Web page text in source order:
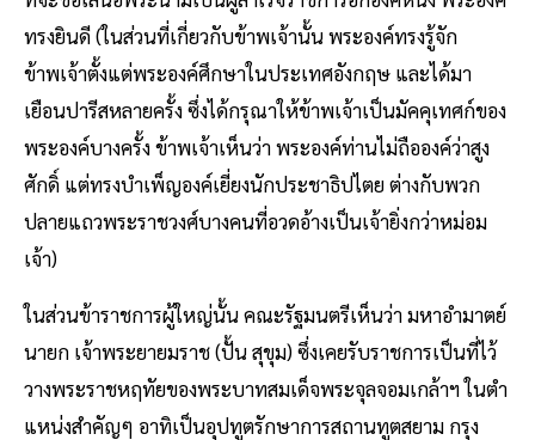
ทรงยินดี (ในส่วนที่เกี่ยวกับข้าพเจ้านั้น พระองค์ทรงรู้จัก
ข้าพเจ้าตั้งแต่พระองค์ศึกษาในประเทศอังกฤษ และได้มา
เยือนปารีสหลายครั้ง ซึ่งได้กรุณาให้ข้าพเจ้าเป็นมัคคุเทศก์ของ
พระองค์บางครั้ง ข้าพเจ้าเห็นว่า พระองค์ท่านไม่ถือองค์ว่าสูง
ศักดิ์ แต่ทรงบำเพ็ญองค์เยี่ยงนักประชาธิปไตย ต่างกับพวก
ปลายแถวพระราชวงศ์บางคนที่อวดอ้างเป็นเจ้ายิ่งกว่าหม่อม
เจ้า)
ในส่วนข้าราชการผู้ใหญ่นั้น คณะรัฐมนตรีเห็นว่า มหาอำมาตย์
นายก เจ้าพระยายมราช (ปั้น สุขุม) ซึ่งเคยรับราชการเป็นที่ไว้
วางพระราชหฤทัยของพระบาทสมเด็จพระจุลจอมเกล้าฯ ในตำ
แหน่งสำคัญๆ อาทิเป็นอุปทูตรักษาการสถานทูตสยาม กรุง